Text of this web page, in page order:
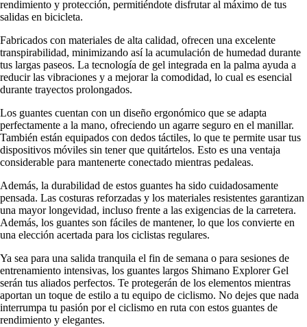
rendimiento y protección, permitiéndote disfrutar al máximo de tus
salidas en bicicleta.
Fabricados con materiales de alta calidad, ofrecen una excelente
transpirabilidad, minimizando así la acumulación de humedad durante
tus largas paseos. La tecnología de gel integrada en la palma ayuda a
reducir las vibraciones y a mejorar la comodidad, lo cual es esencial
durante trayectos prolongados.
Los guantes cuentan con un diseño ergonómico que se adapta
perfectamente a la mano, ofreciendo un agarre seguro en el manillar.
También están equipados con dedos táctiles, lo que te permite usar tus
dispositivos móviles sin tener que quitártelos. Esto es una ventaja
considerable para mantenerte conectado mientras pedaleas.
Además, la durabilidad de estos guantes ha sido cuidadosamente
pensada. Las costuras reforzadas y los materiales resistentes garantizan
una mayor longevidad, incluso frente a las exigencias de la carretera.
Además, los guantes son fáciles de mantener, lo que los convierte en
una elección acertada para los ciclistas regulares.
Ya sea para una salida tranquila el fin de semana o para sesiones de
entrenamiento intensivas, los guantes largos Shimano Explorer Gel
serán tus aliados perfectos. Te protegerán de los elementos mientras
aportan un toque de estilo a tu equipo de ciclismo. No dejes que nada
interrumpa tu pasión por el ciclismo en ruta con estos guantes de
rendimiento y elegantes.